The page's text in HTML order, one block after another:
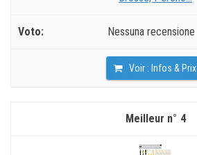
Nessuna recensione
Voir : Infos & Prix
4